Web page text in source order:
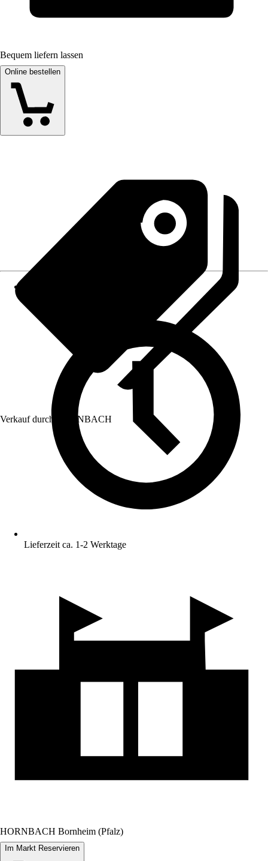
Bequem liefern lassen
Online bestellen
Verkauf durch: HORNBACH
Lieferzeit ca. 1-2 Werktage
HORNBACH Bornheim (Pfalz)
Im Markt Reservieren